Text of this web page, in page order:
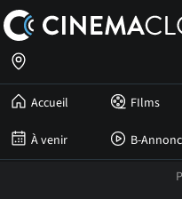
Accueil FIlms
À venir B-